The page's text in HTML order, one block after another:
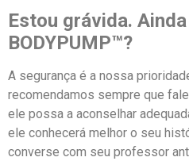
Estou grávida.
BODYPUMP™?
A segurança é a nossa
recomendamos sempre que
ele possa a aconselhar
ele conhecerá melhor o seu
converse com seu professor